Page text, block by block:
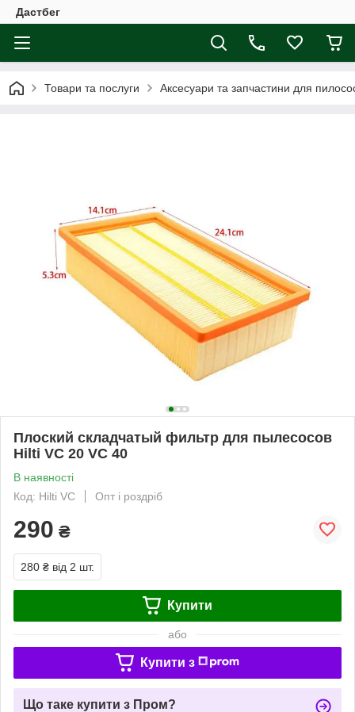
Дастбег
Товари та послуги Аксесуари та запчастини для
Плоский складчатый фильтр для пылесосов
Hilti VC 20 VC 40
В наявності
Код: Hilti VC
Опт і роздріб
290 ₴
280 ₴ від 2 шт.
Купити
або
Купити з
Що таке купити з Пром?